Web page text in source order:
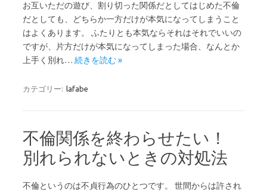
お互いただの遊び、割り切った関係だとしてはじめた不倫
だとしても、どちらか一方だけが本気になってしまうこと
はよくあります。 ふたりとも本気ならそれはそれでいいの
ですが、片方だけが本気になってしまった場合、なんとか
上手く別れ… 続きを読む »
カテゴリー: lafabe
不倫関係を終わらせたい！
別れられないときの対処法
不倫というのは不貞行為のひとつです。 世間からは許され